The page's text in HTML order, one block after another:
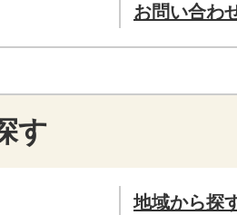
お問い合わ
す
地域から探